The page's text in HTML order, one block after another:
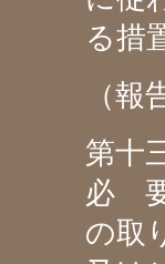
る措
（報
第十
必
の取